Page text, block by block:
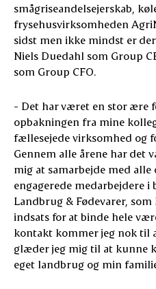
smågriseandelsejerskab,
frysehusvirksomheden
sidst men ikke mindst er
Niels Duedahl som Group
som Group CFO.
- Det har været en stor ære
opbakningen fra mine
fællesejede virksomhed og
Gennem alle årene har
mig at samarbejde med alle
engagerede medarbejdere i
Landbrug & Fødevarer,
indsats for at binde hele
kontakt kommer jeg nok til
glæder jeg mig til at kunne
eget landbrug og min